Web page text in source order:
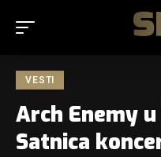
VESTI
Arch Enemy
Satnica